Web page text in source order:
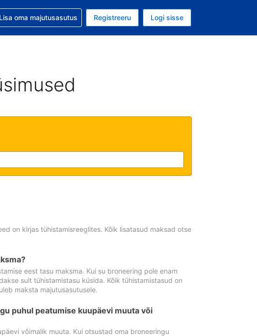
valuuta on EUR
valitud keel on Eesti keeles
broneeringuga abi
Lisa oma majutusasutus Registreeru Logi sisse
on kirjas tühistamisreeglites. Kõik lisatasud maksad otse
eest tasu maksma. Kui su broneering pole enam
sult tühistamistasu küsida. Kõik tühistamistasud on
maksta majutusasutusele.
puhul peatumise kuupäevi muuta või
võimalik muuta. Kui otsustad oma broneeringu